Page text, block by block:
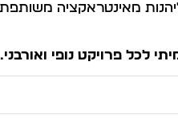
מאינטראקציה
לכל פרויקט נופי ואורבני.